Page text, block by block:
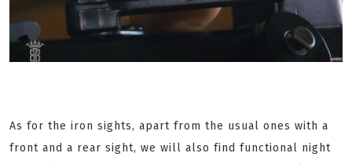
As for the iron sights, apart from the usual ones with a
front and a rear sight, we will also find functional night